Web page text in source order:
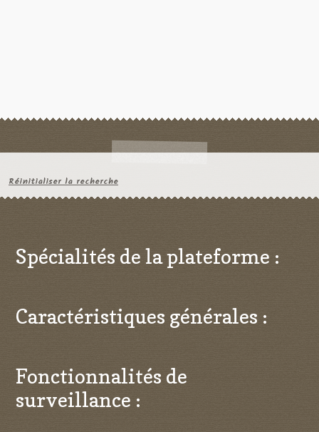
Réinitialiser la recherche
Spécialités de la plateforme :
Caractéristiques générales :
Fonctionnalités de
surveillance :